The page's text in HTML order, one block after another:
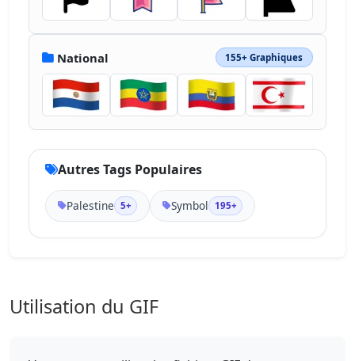
National 155+ Graphiques
Autres Tags Populaires
Palestine 5+ Symbol 195+
Utilisation du GIF